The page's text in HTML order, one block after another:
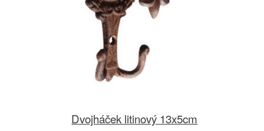
Dvojháček litinový 13x5cm